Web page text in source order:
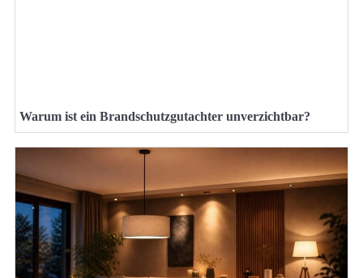
Warum ist ein Brandschutzgutachter unverzichtbar?